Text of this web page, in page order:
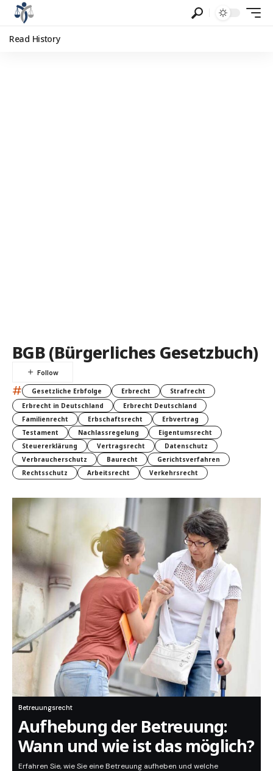
Read History
BGB (Bürgerliches Gesetzbuch)
# Gesetzliche Erbfolge Erbrecht
Strafrecht
Erbrecht in Deutschland
Erbrecht Deutschland
Familienrecht
Erbschaftsrecht
Erbvertrag
Testament
Nachlassregelung
Eigentumsrecht
Steuererklärung
Vertragsrecht
Datenschutz
Verbraucherschutz
Baurecht
Gerichtsverfahren
Rechtsschutz
Arbeitsrecht Verkehrsrecht
Betreuungsrecht
Aufhebung der Betreuung:
Wann und wie ist das möglich?
Erfahren Sie, wie Sie eine Betreuung aufheben und welche